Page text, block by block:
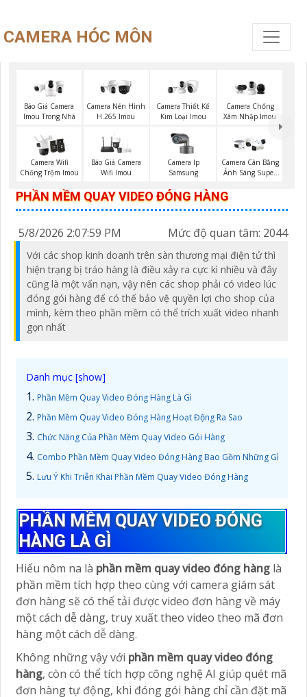
CAMERA HÓC MÔN
Báo Giá Camera
Imou Trong Nhà
Camera Nén Hình
H.265 Imou
Camera Thiết Kế
Kim Loại Imou
Camera Chống
Xâm Nhập Imou
Camera Wifi
Chống Trộm Imou
Báo Giá Camera
Wifi Imou
Camera Ip
Samsung
Camera Cân Bằng
Ánh Sáng Super
PHẦN MỀM QUAY VIDEO ĐÓNG HÀNG
5/8/2026 2:07:59 PM Mức độ quan tâm: 2044
Với các shop kinh doanh trên sàn thương mại điện tử thì
hiện trạng bị tráo hàng là điều xảy ra cực kì nhiều và đây
cũng là một vấn nạn, vậy nên các shop phải có video lúc
đóng gói hàng để có thể bảo vệ quyền lợi cho shop của
mình, kèm theo phần mềm có thể trích xuất video nhanh
gọn nhất
Phần Mềm Quay Video Đóng Hàng Là Gì
Phần Mềm Quay Video Đóng Hàng Hoạt Động Ra Sao
Chức Năng Của Phần Mềm Quay Video Gói Hàng
Combo Phần Mềm Quay Video Đóng Hàng Bao Gồm Những Gì
Lưu Ý Khi Triễn Khai Phần Mềm Quay Video Đóng Hàng
PHẦN MỀM QUAY VIDEO ĐÓNG
HÀNG LÀ GÌ
Hiểu nôm na là phần mềm quay video đóng hàng là
phần mềm tích hợp theo cùng với camera giám sát
đơn hàng sẽ có thể tải được video đơn hàng về máy
một cách dễ dàng, truy xuất theo video theo mã đơn
hàng một cách dễ dàng.
Không những vậy với phần mềm quay video đóng
hàng, còn có thể tích hợp công nghệ AI giúp quét mã
đơn hàng tự động, khi đóng gói hàng chỉ cần đặt mã